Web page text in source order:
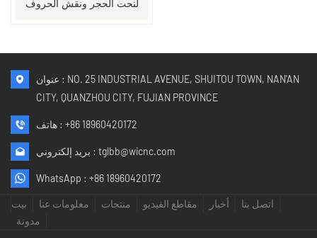
لنحت الحجر ونقش الحروف
عنوان : NO. 25 INDUSTRIAL AVENUE, SHUITOU TOWN, NAN'AN
CITY, QUANZHOU CITY, FUJIAN PROVINCE
هاتف : +86 18960420172
بريد إلكتروني : tglbb@wicnc.com
WhatsApp : +86 18960420172
بيت معلومات عنا منتجات مقاطع الفيديو أخبار
اتصل بنا
مدونة